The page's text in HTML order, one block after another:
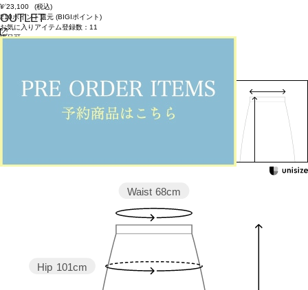
OUTLET
¥ 23,100
(税込)
210ポイント還元 (BIGIポイント)
お気に入りアイテム登録数： 11
返品可
158cm 51kgRecommended
1
Hip 101cm
Waist 68cm